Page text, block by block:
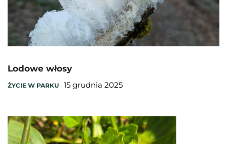
Lodowe włosy
ŻYCIE W PARKU 15 grudnia 2025